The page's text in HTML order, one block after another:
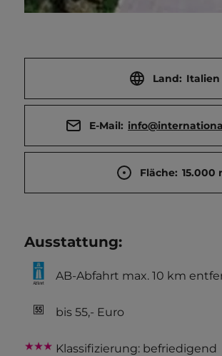
Land: Italien
E-Mail:
Fläche: 15.000
Ausstattung:
AB-Abfahrt max. 10 km
bis 55,- Euro
Klassifizierung: befriedigend